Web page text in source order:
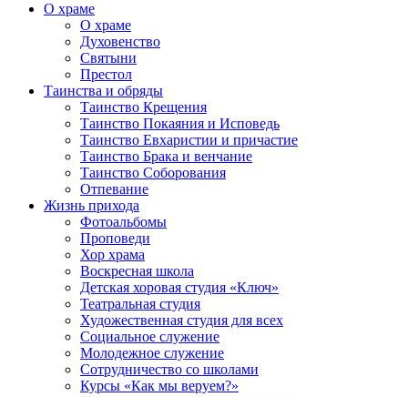
О храме
О храме
Духовенство
Святыни
Престол
Таинства и обряды
Таинство Крещения
Таинство Покаяния и Исповедь
Таинство Евхаристии и причастие
Таинство Брака и венчание
Таинство Соборования
Отпевание
Жизнь прихода
Фотоальбомы
Проповеди
Хор храма
Воскресная школа
Детская хоровая студия «Ключ»
Театральная студия
Х​удожественная студия для всех
Социальное служение
Молодежное служение
Сотрудничество со школами
Курсы «Как мы веруем?»